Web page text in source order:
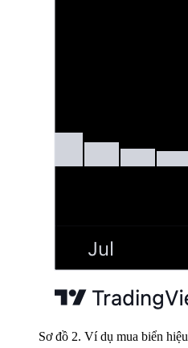
Sơ đồ 2. Ví dụ mua biển hiệu